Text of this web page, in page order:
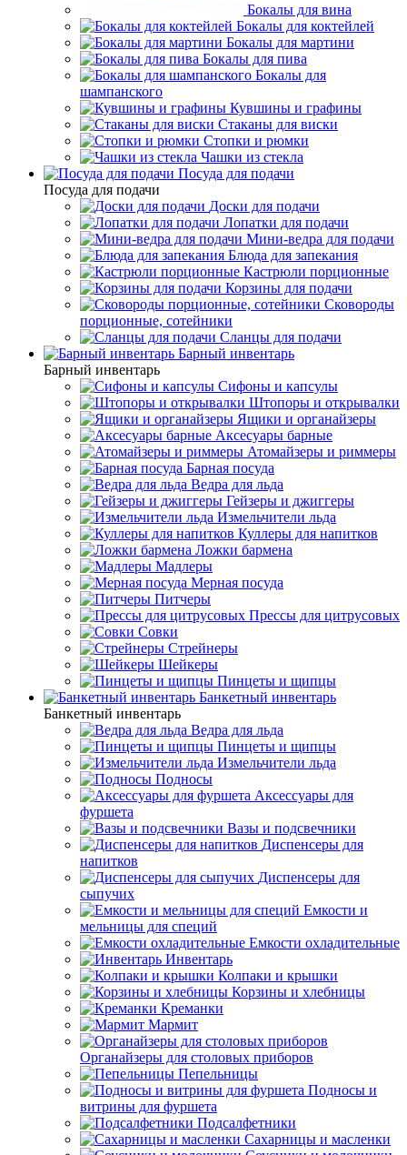
Бокалы для вина
Бокалы для коктейлей
Бокалы для мартини
Бокалы для пива
Бокалы для
шампанского
Кувшины и графины
Стаканы для виски
Стопки и рюмки
Чашки из стекла
Посуда для подачи
Посуда для подачи
Доски для подачи
Лопатки для подачи
Мини-ведра для подачи
Блюда для запекания
Кастрюли порционные
Корзины для подачи
Сковороды
порционные, сотейники
Сланцы для подачи
Барный инвентарь
Барный инвентарь
Сифоны и капсулы
Штопоры и открывалки
Ящики и органайзеры
Аксесуары барные
Атомайзеры и риммеры
Барная посуда
Ведра для льда
Гейзеры и джиггеры
Измельчители льда
Куллеры для напитков
Ложки бармена
Мадлеры
Мерная посуда
Питчеры
Прессы для цитрусовых
Совки
Стрейнеры
Шейкеры
Пинцеты и щипцы
Банкетный инвентарь
Банкетный инвентарь
Ведра для льда
Пинцеты и щипцы
Измельчители льда
Подносы
Аксессуары для
фуршета
Вазы и подсвечники
Диспенсеры для
напитков
Диспенсеры для
сыпучих
Емкости и
мельницы для специй
Емкости охладительные
Инвентарь
Колпаки и крышки
Корзины и хлебницы
Креманки
Мармит
Органайзеры для столовых приборов
Пепельницы
Подносы и
витрины для фуршета
Подсалфетники
Сахарницы и масленки